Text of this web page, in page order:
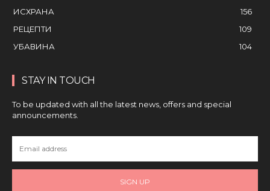
ИСХРАНА
156
РЕЦЕПТИ
109
УБАВИНА
104
STAY IN TOUCH
To be updated with all the latest news, offers and special
announcements.
SIGN UP